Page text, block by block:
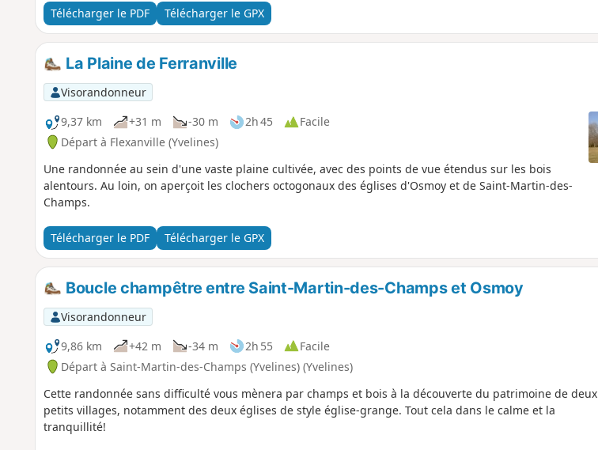
Télécharger le PDF Télécharger le GPX
La Plaine de Ferranville
Visorandonneur
9,37 km
+31 m -30 m 2h 45
Facile
Départ à Flexanville (Yvelines)
Une randonnée au sein d'une vaste plaine cultivée, avec des points de vue étendus sur les bois
alentours. Au loin, on aperçoit les clochers octogonaux des églises d'Osmoy et de Saint-Martin-des-
Champs.
Télécharger le PDF Télécharger le GPX
Boucle champêtre entre Saint-Martin-des-Champs et Osmoy
Visorandonneur
9,86 km
+42 m -34 m 2h 55
Facile
Départ à Saint-Martin-des-Champs (Yvelines) (Yvelines)
Cette randonnée sans difficulté vous mènera par champs et bois à la découverte du patrimoine de deux
petits villages, notamment des deux églises de style église-grange. Tout cela dans le calme et la
tranquillité!